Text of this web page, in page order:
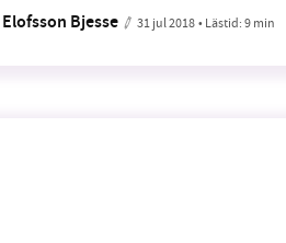
Bjesse 31 jul 2018 • Lästid:9 min